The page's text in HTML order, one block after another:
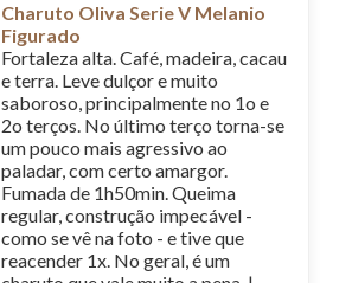
Charuto Oliva Serie V Melanio
Figurado
Fortaleza alta. Café, madeira, cacau
e terra. Leve dulçor e muito
saboroso, principalmente no 1o e
2o terços. No último terço torna-se
um pouco mais agressivo ao
paladar, com certo amargor.
Fumada de 1h50min. Queima
regular, construção impecável -
como se vê na foto - e tive que
reacender 1x. No geral, é um